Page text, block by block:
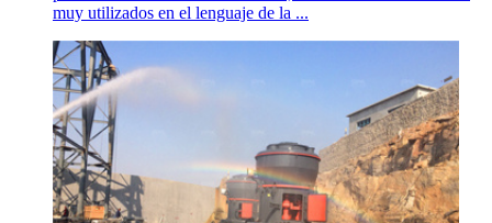
muy utilizados en el lenguaje de la ...